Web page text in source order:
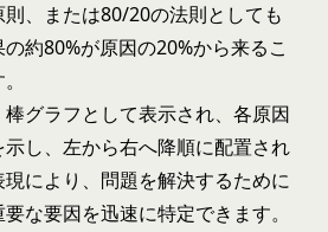
、または80/20の法則としても
約80%が原因の20%から来るこ
グラフとして表示され、各原因
し、左から右へ降順に配置され
により、問題を解決するために
な要因を迅速に特定できます。